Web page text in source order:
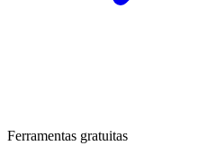
Ferramentas gratuitas